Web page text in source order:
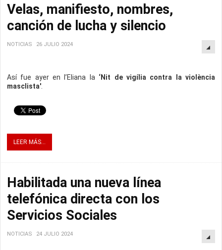
Velas, manifiesto, nombres,
canción de lucha y silencio
NOTICIAS 26 JULIO 2024
Así fue ayer en l’Eliana la ‘Nit de vigília contra la violència
masclista'
LEER MÁS...
Habilitada una nueva línea
telefónica directa con los
Servicios Sociales
NOTICIAS 24 JULIO 2024